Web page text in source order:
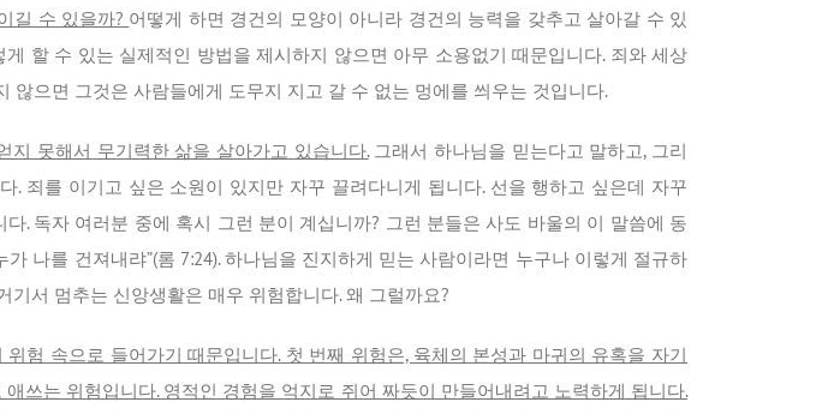
길 수 있을까? 어떻게 하면 경건의 모양이 아니라 경건의 능력을 갖추고 살아갈 수 있
할 수 있는 실제적인 방법을 제시하지 않으면 아무 소용없기 때문입니다. 죄와 세상
으면 그것은 사람들에게 도무지 지고 갈 수 없는 멍에를 씌우는 것입니다.
지 못해서 무기력한 삶을 살아가고 있습니다.그래서 하나님을 믿는다고 말하고, 그리
죄를 이기고 싶은 소원이 있지만 자꾸 끌려다니게 됩니다. 선을 행하고 싶은데 자꾸
. 독자 여러분 중에 혹시 그런 분이 계십니까? 그런 분들은 사도 바울의 이 말씀에 동
나를 건져내랴”(롬 7:24). 하나님을 진지하게 믿는 사람이라면 누구나 이렇게 절규하
서 멈추는 신앙생활은 매우 위험합니다. 왜 그럴까요?
험 속으로 들어가기 때문입니다. 첫 번째 위험은, 육체의 본성과 마귀의 유혹을 자기
쓰는 위험입니다. 영적인 경험을 억지로 쥐어 짜듯이 만들어내려고 노력하게 됩니다.